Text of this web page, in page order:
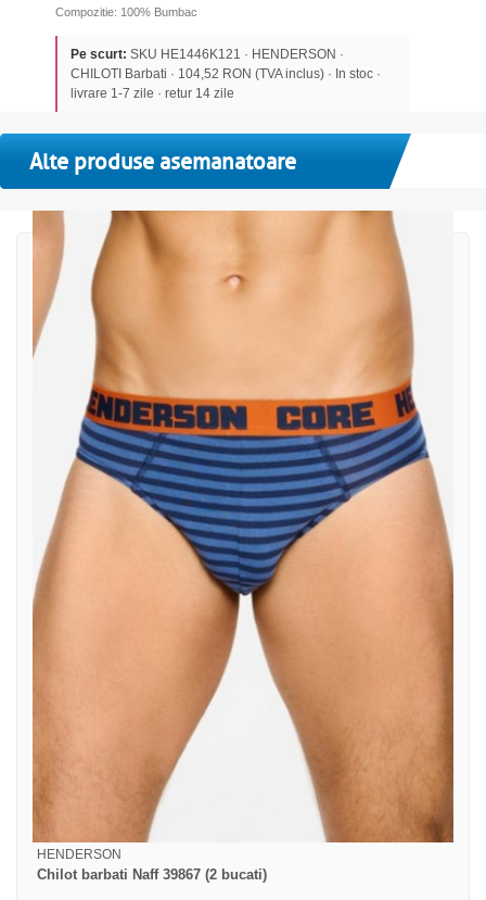
Compozitie: 100% Bumbac
Pe scurt: SKU HE1446K121 · HENDERSON ·
CHILOTI Barbati · 104,52 RON (TVA inclus) · In stoc ·
livrare 1-7 zile · retur 14 zile
Alte produse asemanatoare
HENDERSON
Chilot barbati Naff 39867 (2 bucati)